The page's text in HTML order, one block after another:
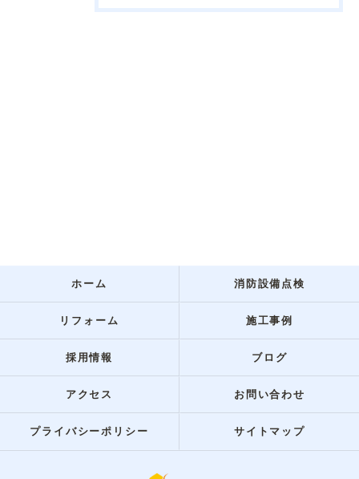
ホーム 消防設備点検
リフォーム 施工事例
採用情報 ブログ
アクセス お問い合わせ
プライバシーポリシー サイトマップ